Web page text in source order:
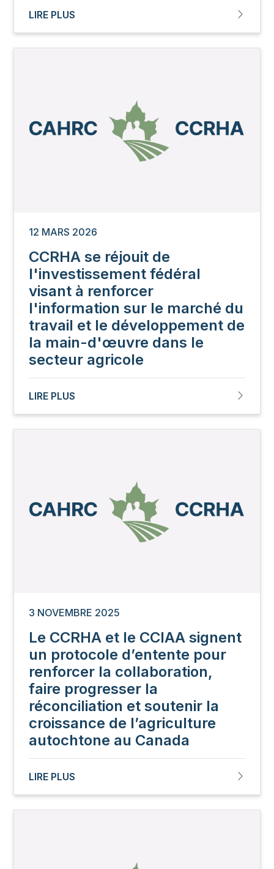
LIRE PLUS
12 MARS 2026
CCRHA se réjouit de
l'investissement fédéral
visant à renforcer
l'information sur le marché du
travail et le développement de
la main-d'œuvre dans le
secteur agricole
LIRE PLUS
3 NOVEMBRE 2025
Le CCRHA et le CCIAA signent
un protocole d’entente pour
renforcer la collaboration,
faire progresser la
réconciliation et soutenir la
croissance de l’agriculture
autochtone au Canada
LIRE PLUS